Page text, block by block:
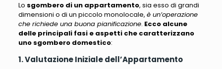
Lo sgombero di un appartamento, sia esso di grandi
dimensioni o di un piccolo monolocale, è un’operazione
che richiede una buona pianificazione. Ecco alcune
delle principali fasi e aspetti che caratterizzano
uno sgombero domestico:
1. Valutazione Iniziale dell’Appartamento